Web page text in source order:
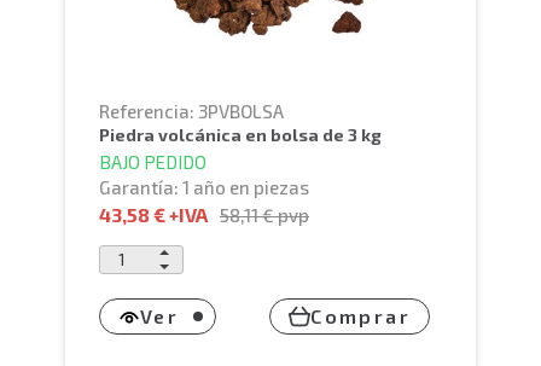
Referencia: 3PVBOLSA
piedra volcánica en bolsa de 3 kg
BAJO PEDIDO
Garantía: 1 año en piezas
43,58 €+IVA 58,11 €pvp
Ver Comprar